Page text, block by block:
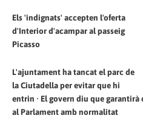
Els 'indignats' accepten l'oferta
d'Interior d'acampar al passeig
Picasso
L'ajuntament ha tancat el parc de
la Ciutadella per evitar que hi
entrin · El govern diu que
al Parlament amb normalitat